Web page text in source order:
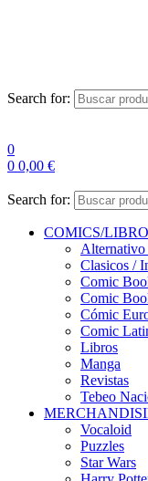
Search for:
0
0 0,00 €
Search for:
COMICS/
Alternativo
Clasicos /
Comic
Comic
Cómic
Comic
Libros
Manga
Revistas
Tebeo
Vocaloid
Puzzles
Star Wars